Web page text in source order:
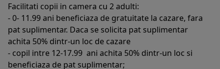
Facilitati copii in camera cu 2 adulti:
- 0- 11.99 ani beneficiaza de gratuitate la cazare, fara
pat suplimentar. Daca se solicita pat suplimentar
achita 50% dintr-un loc de cazare
- copil intre 12-17.99 ani achita 50% dintr-un loc si
beneficiaza de pat suplimentar;